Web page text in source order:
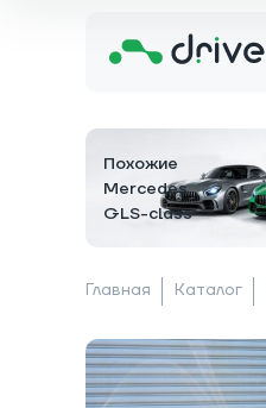
Похожие
Mercedes
GLS-class
Главная Каталог